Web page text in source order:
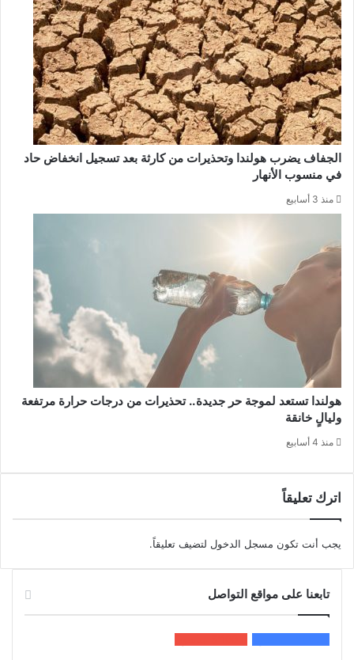
الجفاف يضرب هولندا وتحذيرات من كارثة بعد تسجيل انخفاض حاد
في منسوب الأنهار
منذ 3 أسابيع
هولندا تستعد لموجة حر جديدة.. تحذيرات من درجات حرارة مرتفعة
وليالٍ خانقة
منذ 4 أسابيع
اترك تعليقاً
يجب أنت تكون مسجل الدخول لتضيف تعليقاً.
تابعنا على مواقع التواصل